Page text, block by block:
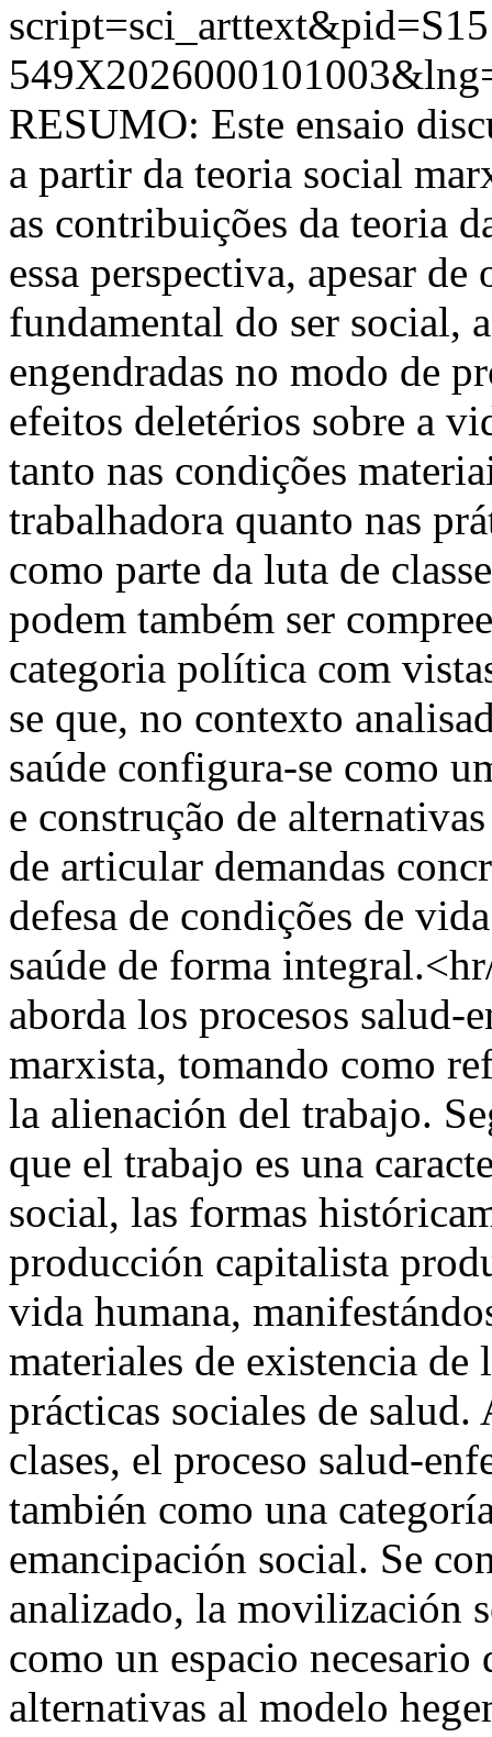
RESUMO: Este ensaio
a partir da teoria social
as contribuições da teoria
essa perspectiva, apesar
fundamental do ser social,
engendradas no modo de
efeitos deletérios sobre a
tanto nas condições
trabalhadora quanto nas
como parte da luta de
podem também ser
categoria política com
se que, no contexto
saúde configura-se como
e construção de
de articular demandas
defesa de condições de
saúde de forma
aborda los procesos salud-
marxista, tomando como
la alienación del trabajo.
que el trabajo es una
social, las formas
producción capitalista
vida humana,
materiales de existencia de
prácticas sociales de
clases, el proceso salud-
también como una
emancipación social. Se
analizado, la movilización
como un espacio
alternativas al modelo